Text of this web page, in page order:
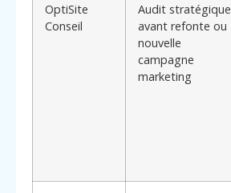
OptiSite
Conseil
Audit stratégique
avant refonte ou
nouvelle
campagne
marketing